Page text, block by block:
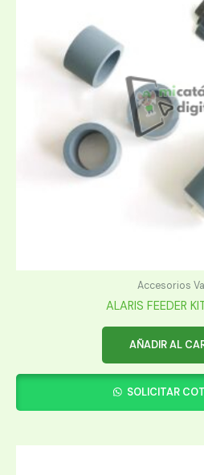
Accesorios
ALARIS FEEDER
AÑADIR AL
SOLICITAR